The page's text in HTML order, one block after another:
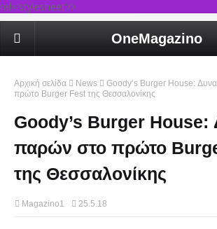
rel='stylesheet'/>
OneMagazino
Αρχική σελίδα News
Goody’s Burger House:
πρώτο Burger Fest της Θεσσαλονίκης
Goody’s Burger House:
παρών στο πρώτο
της Θεσσαλονίκης
Magazino1 25.5.18